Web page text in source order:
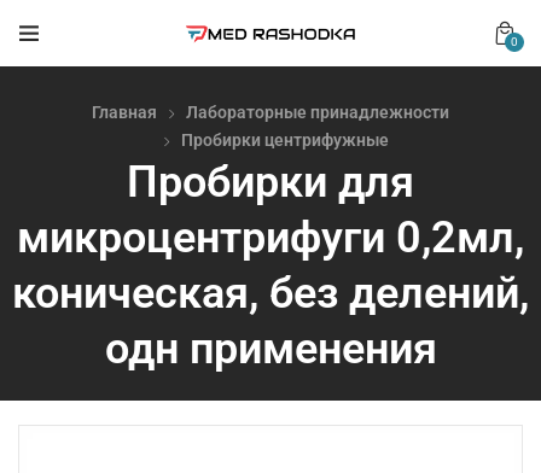
0
Главная
Лабораторные принадлежности
Пробирки центрифужные
Пробирки для
микроцентрифуги 0,2мл,
коническая, без делений,
одн применения